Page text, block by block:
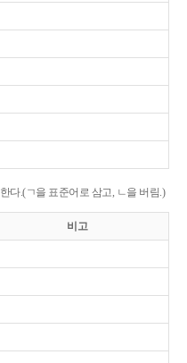
다.(ㄱ을 표준어로 삼고, ㄴ을 버림.)
비고